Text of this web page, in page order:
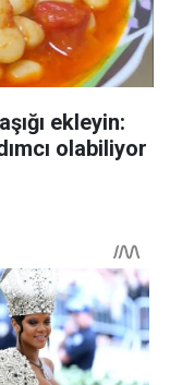
ekleyin:
olabiliyor